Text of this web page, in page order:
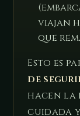
viajan
que
Esto es
de
hacen la
cuidada